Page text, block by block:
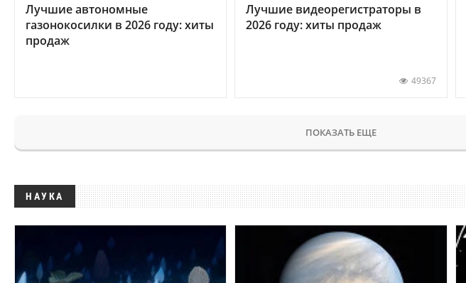
Лучшие автономные
газонокосилки в 2026 году: хиты
продаж
Лучшие видеорегистраторы в
2026 году: хиты продаж
49367
ПОКАЗАТЬ ЕЩЕ
НАУКА